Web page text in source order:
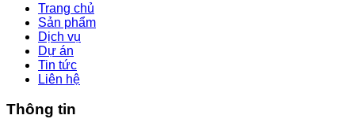
Trang chủ
Sản phẩm
Dịch vụ
Dự án
Tin tức
Liên hệ
Thông tin